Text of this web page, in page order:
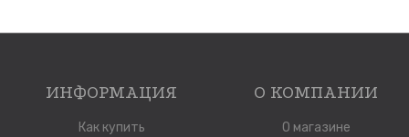
ИНФОРМАЦИЯ
Как купить
О КОМПАНИИ
О магазине